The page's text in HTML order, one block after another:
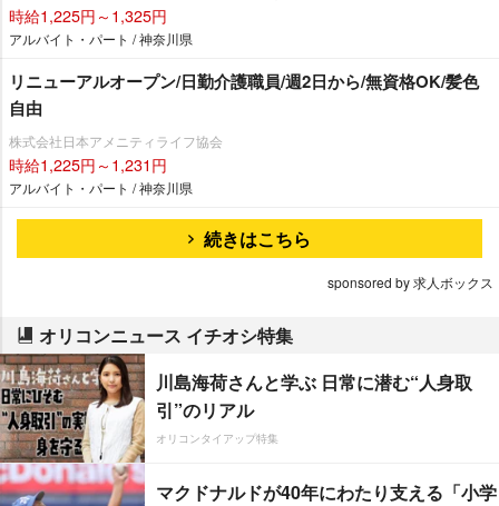
時給1,225円～1,325円
アルバイト・パート / 神奈川県
リニューアルオープン/日勤介護職員/週2日から/無資格OK/髪色
自由
株式会社日本アメニティライフ協会
時給1,225円～1,231円
アルバイト・パート / 神奈川県
続きはこちら
sponsored by 求人ボックス
オリコンニュース イチオシ特集
川島海荷さんと学ぶ 日常に潜む“人身取
引”のリアル
オリコンタイアップ特集
マクドナルドが40年にわたり支える「小学